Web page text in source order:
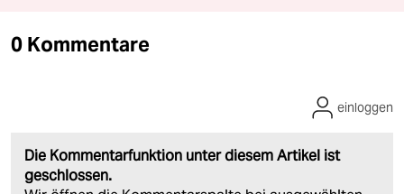
0 Kommentare
Die Kommentarfunktion unter diesem Artikel ist
geschlossen.
einloggen